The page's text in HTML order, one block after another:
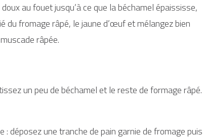
au fouet jusqu’à ce que la béchamel épaississe,
du fromage râpé, le jaune d’œuf et mélangez bien
râpée.
un peu de béchamel et le reste de formage râpé.
déposez une tranche de pain garnie de fromage puis